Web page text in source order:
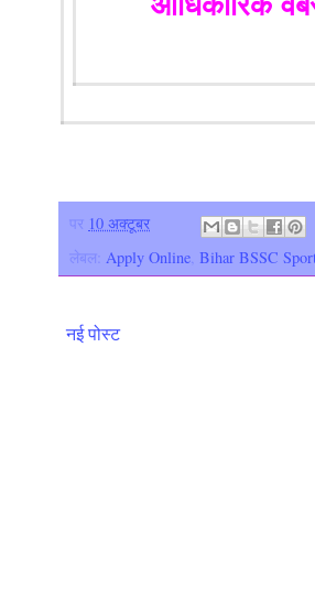
पर 10 अक्टूबर
लेबल: Apply Online Bihar BSSC
नई पोस्ट